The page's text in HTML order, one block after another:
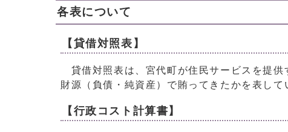
各表について
【貸借対照表】
貸借対照表は、宮代町が住民サービスを提供
財源（負債・純資産）で賄ってきたかを表して
【行政コスト計算書】